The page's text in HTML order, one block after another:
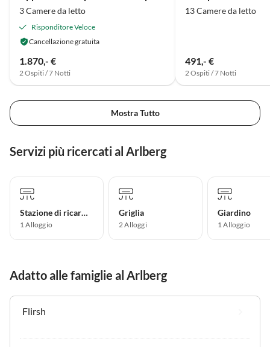
3 Camere da letto
Risponditore Veloce
Cancellazione gratuita
1.870,- €
2 Ospiti / 7 Notti
13 Camere da letto
491,- €
2 Ospiti / 7 Notti
Mostra Tutto
Servizi più ricercati al Arlberg
Stazione di ricarica per auto elettriche
1 Alloggio
Griglia
2 Alloggi
Giardino
1 Alloggio
Adatto alle famiglie al Arlberg
Flirsh